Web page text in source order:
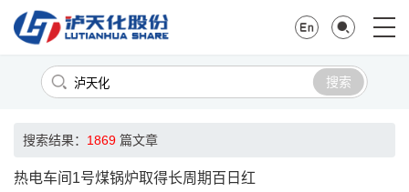
搜索
搜索结果： 1869 篇文章
热电车间1号煤锅炉取得长周期百日红